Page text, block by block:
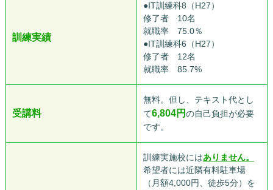
訓練実績
●IT訓練科8（H27）
修了者 10名
就職率 75.0％
●IT訓練科6（H27）
修了者 12名
就職率 85.7%
受講料
無料。但し、テキスト代とし
て6,804円の自己負担が必要
です。
訓練実施校にはありません。
希望者には近隣有料駐車場
（月額4,000円、徒歩5分）を